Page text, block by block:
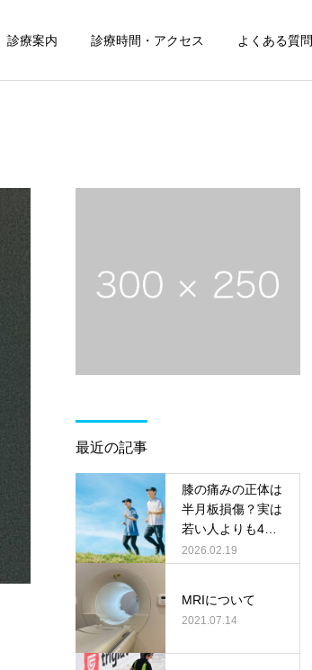
診療案内 診療時間・アクセス よくある質問
最近の記事
膝の痛みの正体は
半月板損傷？実は
若い人よりも40
代以降の方が多く
て、人工関節手術
まう根本的な原因
2026.02.19
MRIについて
2021.07.14